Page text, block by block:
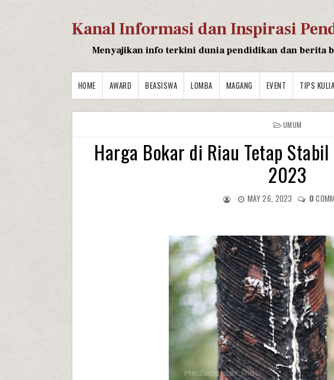
Kanal Informasi dan Inspirasi
Menyajikan info terkini dunia pendidikan dan berita
HOME AWARD BEASISWA LOMBA MAGANG EVENT TIPS
UMUM
Harga Bokar di Riau Tetap
2023
MAY 26, 2023 0